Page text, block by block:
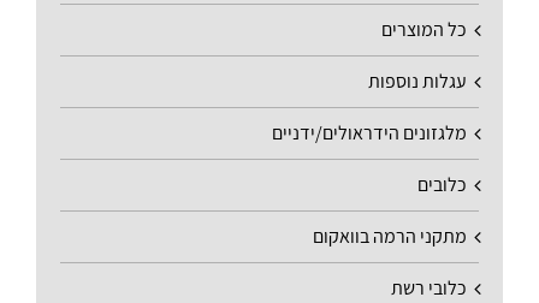
כל המוצרים
עגלות נוספות
מלגזונים הידראולים/ידניים
כלובים
מתקני הרמה בוואקום
כלובי רשת